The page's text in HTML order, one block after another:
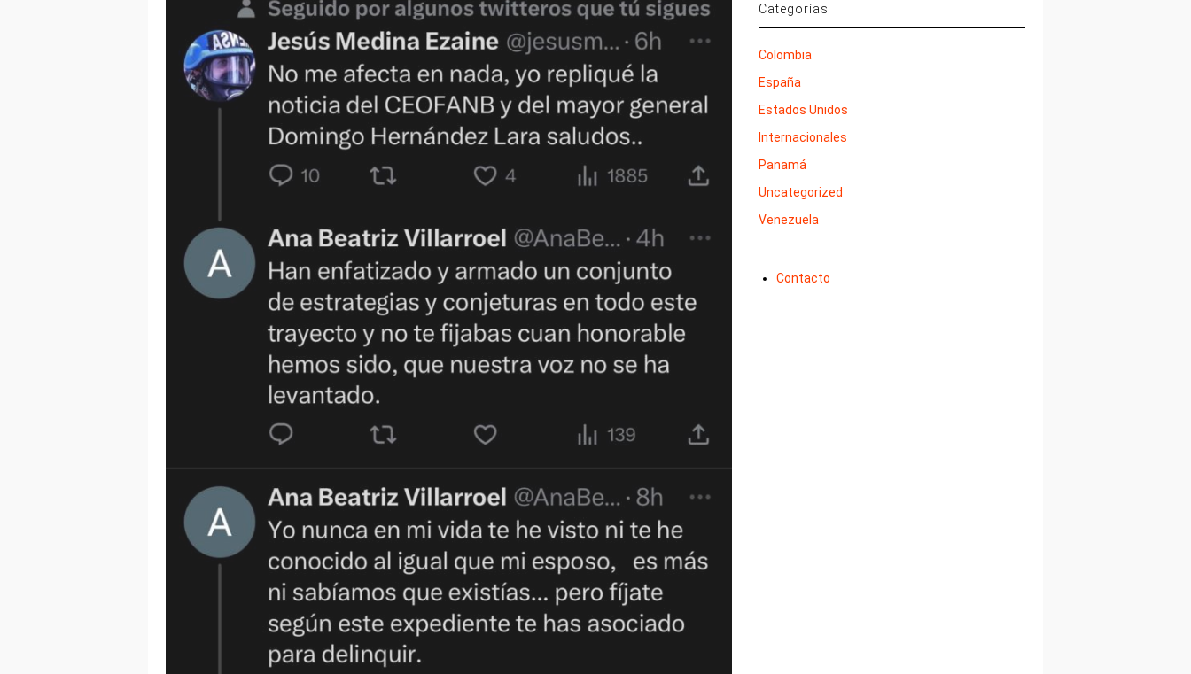
Categorías
Colombia
España
Estados Unidos
Internacionales
Panamá
Uncategorized
Venezuela
Contacto